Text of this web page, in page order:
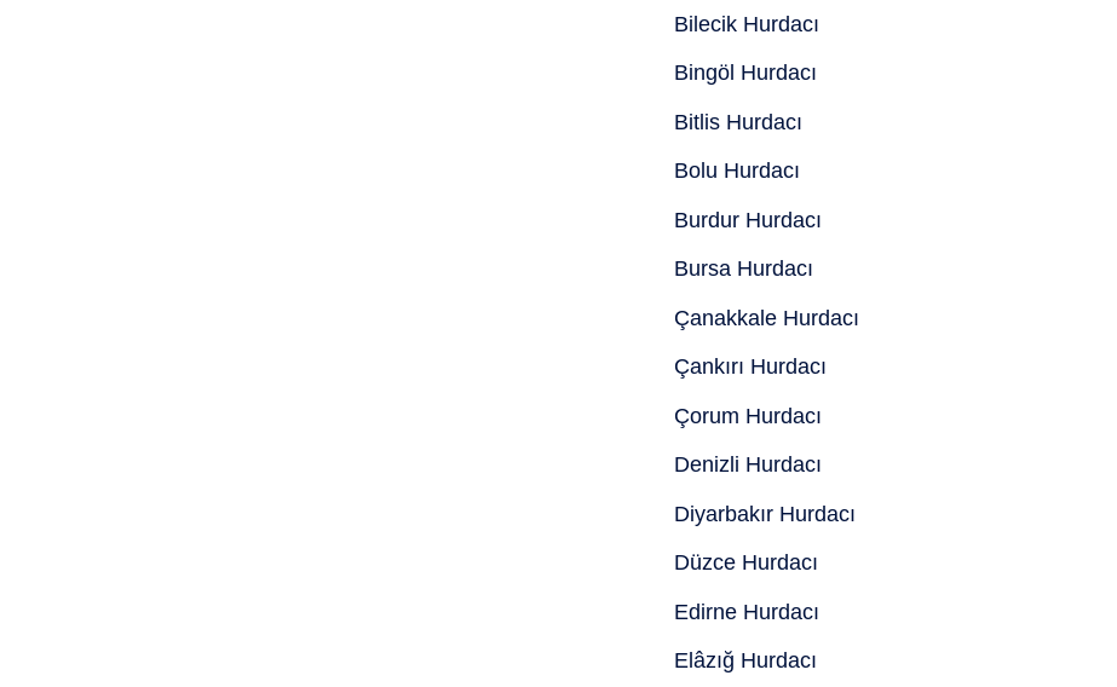
Bilecik Hurdacı
Bingöl Hurdacı
Bitlis Hurdacı
Bolu Hurdacı
Burdur Hurdacı
Bursa Hurdacı
Çanakkale Hurdacı
Çankırı Hurdacı
Çorum Hurdacı
Denizli Hurdacı
Diyarbakır Hurdacı
Düzce Hurdacı
Edirne Hurdacı
Elâzığ Hurdacı